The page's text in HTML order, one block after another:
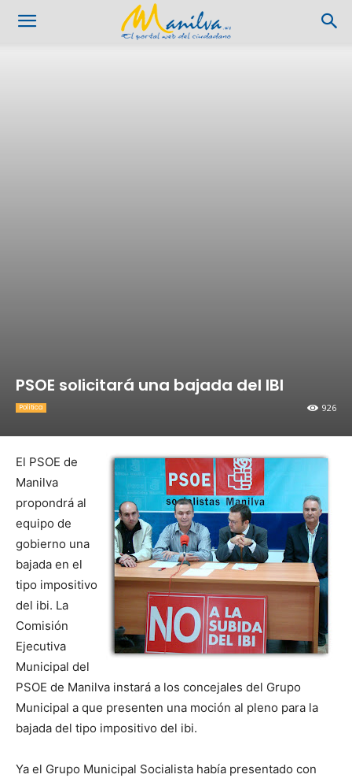
PSOE solicitará una bajada del IBI
926
Política
El PSOE de
Manilva
propondrá al
equipo de
gobierno una
bajada en el
tipo impositivo
del ibi. La
Comisión
Ejecutiva
Municipal del
PSOE de Manilva instará a los concejales del Grupo
Municipal a que presenten una moción al pleno para la
bajada del tipo impositivo del ibi.
Ya el Grupo Municipal Socialista había presentado con